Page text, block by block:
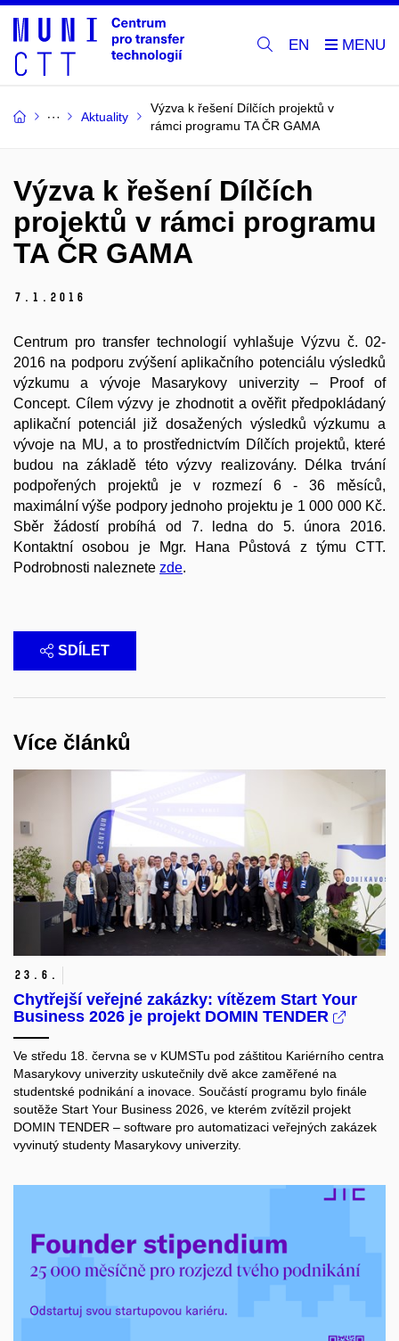
EN
Aktuality
Výzva k řešení Dílčích projektů v
rámci programu TA ČR GAMA
Výzva k řešení Dílčích
projektů v rámci programu
TA ČR GAMA
7. 1. 2016
Centrum pro transfer technologií vyhlašuje Výzvu č. 02-
2016 na podporu zvýšení aplikačního potenciálu výsledků
výzkumu a vývoje Masarykovy univerzity – Proof of
Concept. Cílem výzvy je zhodnotit a ověřit předpokládaný
aplikační potenciál již dosažených výsledků výzkumu a
vývoje na MU, a to prostřednictvím Dílčích projektů, které
budou na základě této výzvy realizovány. Délka trvání
podpořených projektů je v rozmezí 6 - 36 měsíců,
maximální výše podpory jednoho projektu je 1 000 000 Kč.
Sběr žádostí probíhá od 7. ledna do 5. února 2016.
Kontaktní osobou je Mgr. Hana Půstová z týmu CTT.
Podrobnosti naleznete zde.
SDÍLET
Více článků
23. 6.
Chytřejší veřejné zakázky: vítězem Start Your
Business 2026 je projekt DOMIN TENDER
Ve středu 18. června se v KUMSTu pod záštitou Kariérního centra
Masarykovy univerzity uskutečnily dvě akce zaměřené na
studentské podnikání a inovace. Součástí programu bylo finále
soutěže Start Your Business 2026, ve kterém zvítězil projekt
DOMIN TENDER – software pro automatizaci veřejných zakázek
vyvinutý studenty Masarykovy univerzity.